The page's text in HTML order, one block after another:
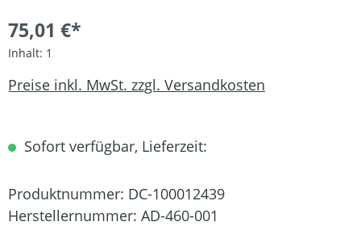
75,01 €*
Inhalt: 1
Preise inkl. MwSt. zzgl. Versandkosten
Sofort verfügbar, Lieferzeit:
Produktnummer: DC-100012439
Herstellernummer: AD-460-001